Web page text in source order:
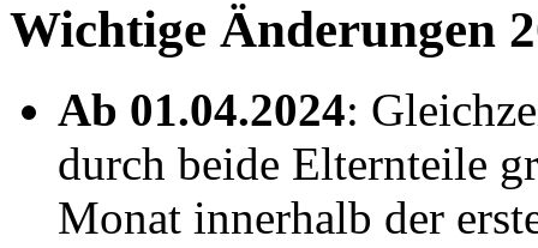
Wichtige Änderungen
Ab 01.04.2024:
durch beide Elternteile
Monat innerhalb der